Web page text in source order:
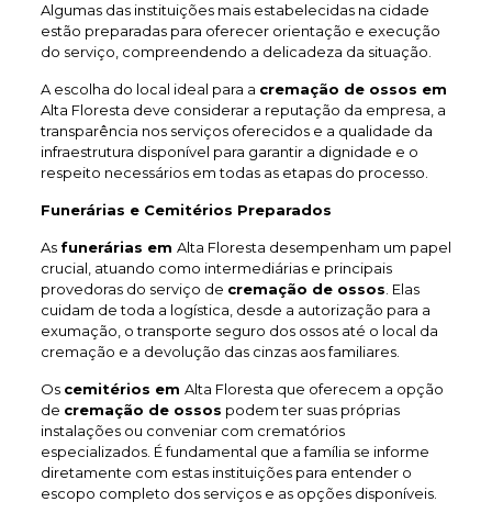
Algumas das instituições mais estabelecidas na cidade
estão preparadas para oferecer orientação e execução
do serviço, compreendendo a delicadeza da situação.
A escolha do local ideal para a cremação de ossos em
Alta Floresta deve considerar a reputação da empresa, a
transparência nos serviços oferecidos e a qualidade da
infraestrutura disponível para garantir a dignidade e o
respeito necessários em todas as etapas do processo.
Funerárias e Cemitérios Preparados
As funerárias em Alta Floresta desempenham um papel
crucial, atuando como intermediárias e principais
provedoras do serviço de cremação de ossos . Elas
cuidam de toda a logística, desde a autorização para a
exumação, o transporte seguro dos ossos até o local da
cremação e a devolução das cinzas aos familiares.
Os cemitérios em Alta Floresta que oferecem a opção
de cremação de ossos podem ter suas próprias
instalações ou conveniar com crematórios
especializados. É fundamental que a família se informe
diretamente com estas instituições para entender o
escopo completo dos serviços e as opções disponíveis.